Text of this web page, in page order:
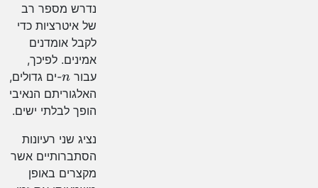
נדרש מספר רב
של איטרציות כדי
לקבל אומדנים
אמינים. לפיכך,
עבור n-ים גדולים,
האלגוריתם הנאיבי
הופך לבלתי ישים.
נציג שני רעיונות
הסתברותיים אשר
מקצרים באופן